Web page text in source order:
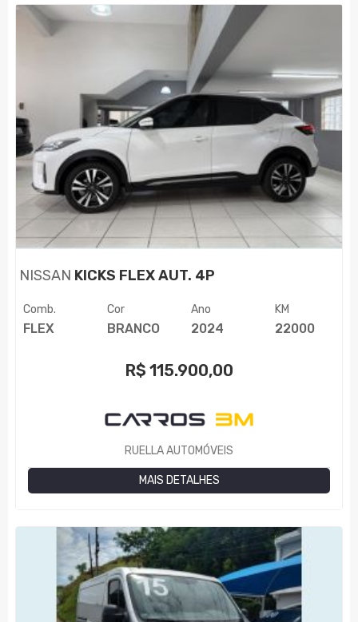
NISSAN KICKS FLEX AUT. 4P
Comb.
FLEX
Cor
BRANCO
Ano
2024
KM
22000
R$ 115.900,00
RUELLA AUTOMÓVEIS
MAIS DETALHES